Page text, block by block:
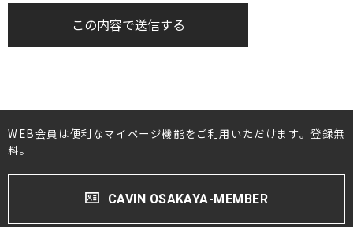
この内容で送信する
WEB会員は便利なマイページ機能をご利用いただけます。登録無
料。
CAVIN OSAKAYA-MEMBER